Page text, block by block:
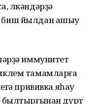
өлкәндәрҙә
биш йылдан ашыу
иммунитет
тамамларға
прививка яһау
былтырғынан дүрт